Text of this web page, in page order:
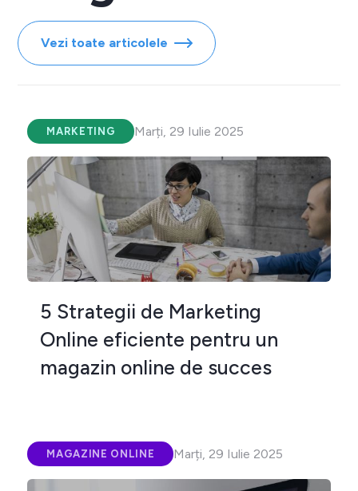
Vezi toate articolele
MARKETING Marți, 29 Iulie 2025
5 Strategii de Marketing
Online eficiente pentru un
magazin online de succes
MAGAZINE ONLINE Marți, 29 Iulie 2025